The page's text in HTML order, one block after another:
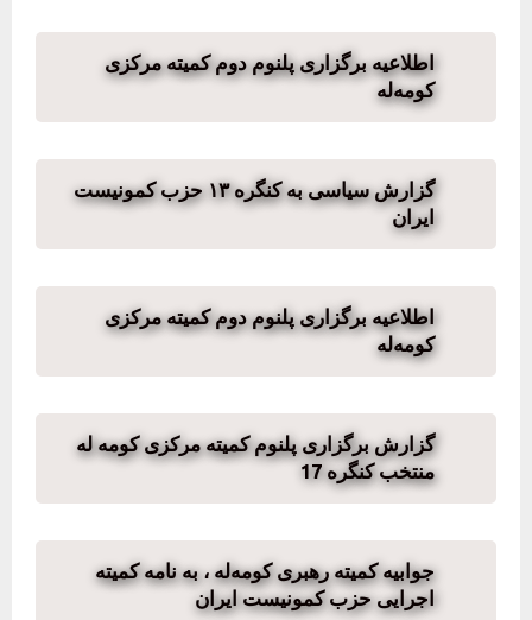
اطلاعیە برگزاری پلنوم دوم کمیتە مرکزی
کومەلە
گزارش سیاسی به کنگره ۱۳ حزب کمونیست
ایران
اطلاعیە برگزاری پلنوم دوم کمیتە مرکزی
کومەلە
گزارش برگزاری پلنوم کمیته مرکزی کومه له
منتخب کنگره 17
جوابیە کمیتە رهبری کومەلە ، بە نامە کمیتە
اجرایی حزب کمونیست ایران